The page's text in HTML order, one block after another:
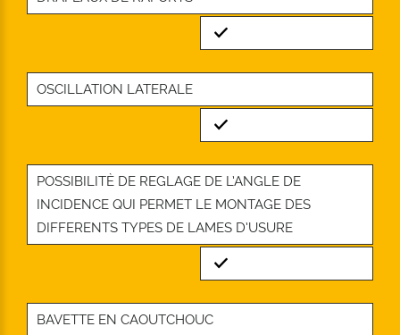
Standard
OSCILLATION LATERALE
Standard
POSSIBILITÈ DE REGLAGE DE L’ANGLE DE
INCIDENCE QUI PERMET LE MONTAGE DES
DIFFERENTS TYPES DE LAMES D’USURE
Standard
BAVETTE EN CAOUTCHOUC